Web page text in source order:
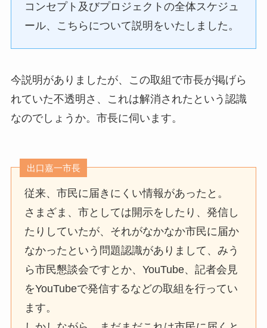
コンセプト及びプロジェクトの全体スケジュ
ール、こちらについて説明をいたしました。
今説明がありましたが、この取組で市長が掲げら
れていた不透明さ、これは解消されたという認識
なのでしょうか。市長に伺います。
出口嘉一市長
従来、市民に届きにくい情報があったと。
さまざま、市としては開示をしたり、発信し
たりしていたが、それがなかなか市民に届か
なかったという問題認識がありまして、みう
ら市民懇談会ですとか、YouTube、記者会見
をYouTubeで発信するなどの取組を行ってい
ます。